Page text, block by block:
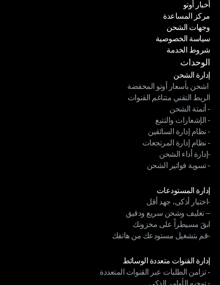
قصص النجاح
أخبار أوتو
أخبار أوتو
مركز المساعدة
مركز المساعدة
وجهات الشحن
وجهات الشحن
سياسة الخصوصية
سياسة الخصوصية
شروط الخدمة
شروط الخدمة
الوحدات
إدارة الشحن
إدارة الشحن
اشحن بأسعار أوتو المخفضة
اشحن بأسعار أوتو المخفضة
الربط التقني متناغم القنوات
الربط التقني متناغم القنوات
- أتمتة الشحن
- أتمتة الشحن
- الإشعارات والتتبع
- الإشعارات والتتبع
- نظام إدارة السائقين
- نظام إدارة السائقين
- نظام إدارة المرتجعات
- نظام إدارة المرتجعات
-إدارة أداء الشحن
-إدارة أداء الشحن
- تسوية فواتير الشحن
إدارة المستودعات
إدارة المستودعات
-اختيار أذكى، جهد أقل
-اختيار أذكى، جهد أقل
– تغليف وشحن سريع ودقيق
– تغليف وشحن سريع ودقيق
ابقَ مسيطراً على مخزونك
ابقَ مسيطراً على مخزونك
-قم بتشغيل مستودعك من هاتفك
إدارة القنوات متعددة الوسائط
إدارة القنوات متعددة الوسائط
- تزامن الطلبات عبر القنوات المتعددة
- توجيه الأوامر الذكي